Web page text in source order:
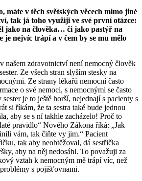
máte v těch světských věcech mimo jiné
tak já toho využiji ve své první otázce:
jako na člověka… či jako pastýř na
je nejvíc trápí a v čem by se mu mělo
našem zdravotnictví není nemocný člověk
Ze všech stran slyším stesky na
Ze strany lékařů nemocní často
o své nemoci, s nemocnými se často
je to ještě horší, nejednají s pacienty s
si říkám, že ta sestra také bude jednou
aby se s ní takhle zacházelo! Proč to
pravidlo“ Nového Zákona říká: „Jak
vám, tak čiňte vy jim.“ Pacient
tak aby neobtěžoval, dá sestřička
aby na něj nedosáhl. To považuji za
vztah k nemocným mě trápí víc, než
s pojišťovnami.